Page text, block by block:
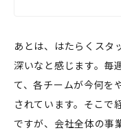
あとは、はたらくスタ
深いなと感じます。
て、各チームが今何を
されています。そこで
ですが、会社全体の事